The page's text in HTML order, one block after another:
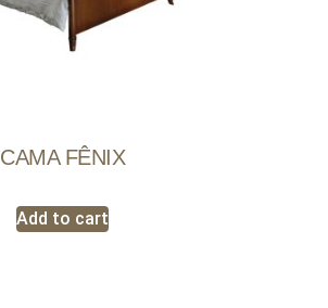
CAMA FÊNIX
Add to cart